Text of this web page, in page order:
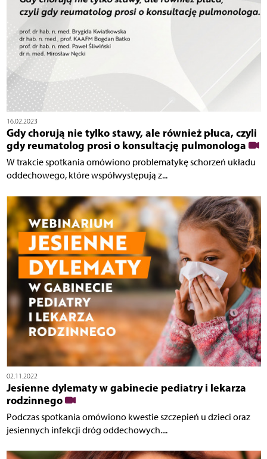
16.02.2023
Gdy chorują nie tylko stawy, ale również płuca, czyli
gdy reumatolog prosi o konsultację pulmonologa
W trakcie spotkania omówiono problematykę schorzeń układu
oddechowego, które współwystępują z...
02.11.2022
Jesienne dylematy w gabinecie pediatry i lekarza
rodzinnego
Podczas spotkania omówiono kwestie szczepień u dzieci oraz
jesiennych infekcji dróg oddechowych....